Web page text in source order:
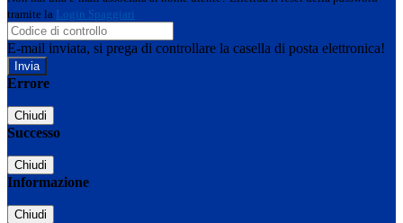
tramite la Login Spaggiari
E-mail inviata, si prega di controllare la casella di posta elettronica!
Errore
Chiudi
Successo
Chiudi
Informazione
Chiudi